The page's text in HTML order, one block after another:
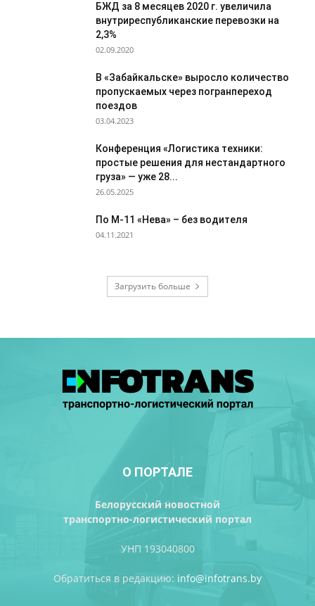
БЖД за 8 месяцев 2020 г. увеличила
внутриреспубликанские перевозки на
2,3%
02.09.2020
В «Забайкальске» выросло количество
пропускаемых через погранпереход
поездов
03.04.2023
Конференция «Логистика техники:
простые решения для нестандартного
груза» — уже 28...
26.05.2025
По М-11 «Нева» – без водителя
04.11.2021
Загрузить больше
О ПОРТАЛЕ
Белорусский новостной
транспортно-логистический портал
УНП 193040800
Обратиться в редакцию: info@infotrans.bу